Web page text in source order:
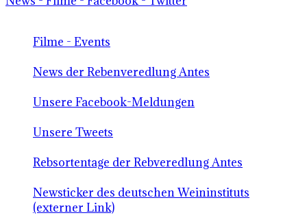
Filme - Events
News der Rebenveredlung Antes
Unsere Facebook-Meldungen
Unsere Tweets
Rebsortentage der Rebveredlung Antes
Newsticker des deutschen Weininstituts
(externer Link)